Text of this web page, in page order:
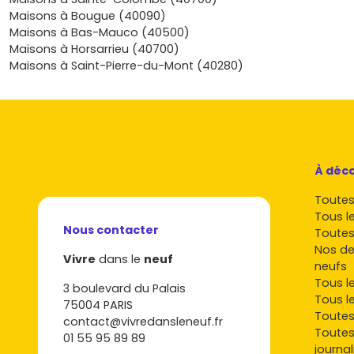
l'Adour, c’est te donner un cadre de vie serein, durable et
avec un budget maîtrisé et des garanties qui te laissent
Envie de passer à l’action et de comparer les quartiers, les
et les délais de livraison pour affiner ton projet? Découvre
l'Adoursur Vivre dans le neuf, et voyons ensemble
Maisons à Bougue (40090)
Maisons à Bas-Mauco (40500)
Maisons à Horsarrieu (40700)
Maisons à Saint-Pierre-du-Mont (40280)
Nous contacter
Vivre dans le neuf
3 boulevard du Palais
75004 PARIS
contact@vivredansleneuf.fr
01 55 95 89 89
À
Tous
Nos
neufs
Tous
Tous